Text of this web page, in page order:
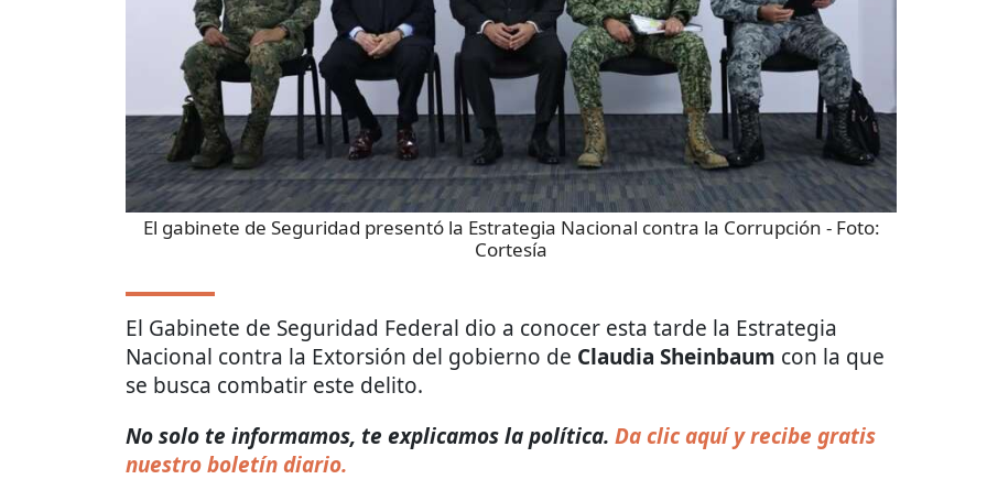
El gabinete de Seguridad presentó la Estrategia Nacional contra la Corrupción - Foto:
Cortesía
El Gabinete de Seguridad Federal dio a conocer esta tarde la Estrategia
Nacional contra la Extorsión del gobierno de Claudia Sheinbaum con la que
se busca combatir este delito.
No solo te informamos, te explicamos la política. Da clic aquí y recibe gratis
nuestro boletín diario.